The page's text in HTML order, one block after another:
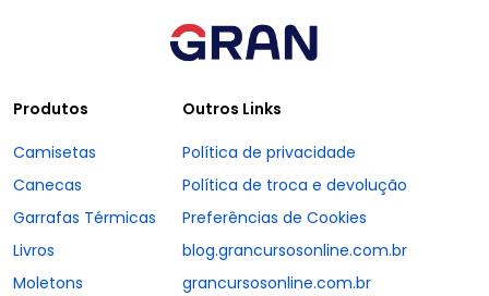
Produtos
Camisetas
Canecas
Garrafas Térmicas
Livros
Moletons
Outros Links
Política de privacidade
Política de troca e devolução
Preferências de Cookies
blog.grancursosonline.com.br
grancursosonline.com.br